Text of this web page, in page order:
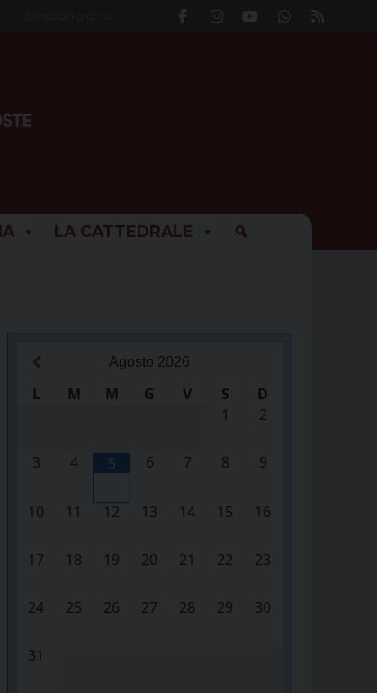
LA CATTEDRALE
Agosto 2026
L M M G V S
D
1
2
3 4 5 6 7 8 9
10 11 12 13 14 15 16
17 18 19 20 21 22 23
24 25 26 27 28 29 30
31